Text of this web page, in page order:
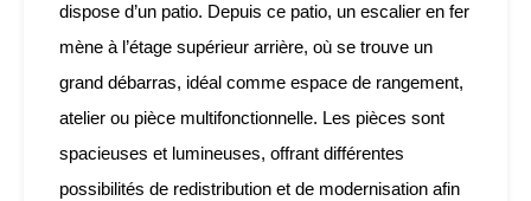
dispose d’un patio. Depuis ce patio, un escalier en fer
mène à l’étage supérieur arrière, où se trouve un
grand débarras, idéal comme espace de rangement,
atelier ou pièce multifonctionnelle. Les pièces sont
spacieuses et lumineuses, offrant différentes
possibilités de redistribution et de modernisation afin